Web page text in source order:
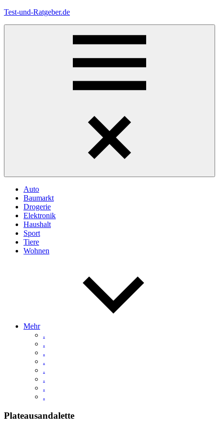
Zum
Test-und-Ratgeber.de
Auto
Baumarkt
Drogerie
Elektronik
Haushalt
Sport
Tiere
Wohnen
Mehr
.
.
.
.
.
.
.
.
Plateausandalette